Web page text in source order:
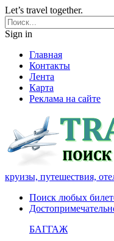
Let’s travel together.
Sign in
Главная
Контакты
Лента
Карта
Реклама на сайте
круизы, путешествия,
Поиск любых
БАГГАЖ